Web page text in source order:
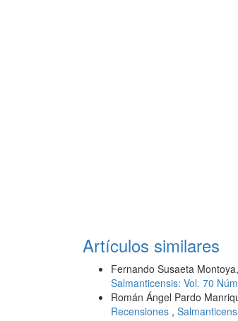
Artículos similares
Fernando Susaeta
Salmanticensis: Vol. 70
Román Ángel Pardo
Recensiones ,